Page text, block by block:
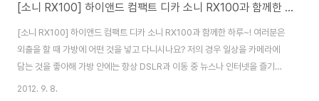
[소니 RX100] 하이앤드 컴팩트 디카 소니 RX100과 함께한 하루~!
[소니 RX100] 하이앤드 컴팩트 디카 소니 RX100과 함께한 하루~! 여러분은
외출을 할 때 가방에 어떤 것을 넣고 다니시나요? 저의 경우 일상을 카메라에
담는 것을 좋아해 가방 안에는 항상 DSLR과 이동 중 뉴스나 인터넷을 즐기기
위한 아이패드 그리고 스마트폰을 항상 넣고 다닙니다. 아무래도 DSLR 때문
2012. 9. 8.